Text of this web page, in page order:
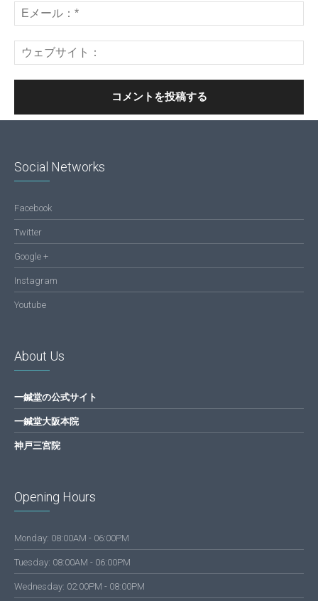
Social Networks
Facebook
Twitter
Google +
Instagram
Youtube
About Us
一鍼堂の公式サイト
一鍼堂大阪本院
神戸三宮院
Opening Hours
Monday: 08:00AM - 06:00PM
Tuesday: 08:00AM - 06:00PM
Wednesday: 02:00PM - 08:00PM